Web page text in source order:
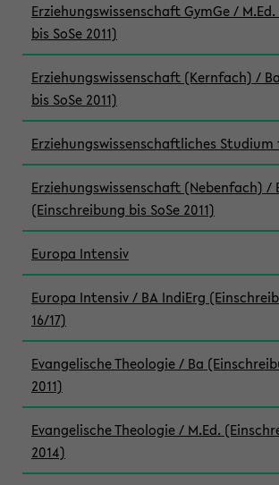
Erziehungswissenschaft GymGe /
bis SoSe 2011)
Erziehungswissenschaft (Kernfach) /
bis SoSe 2011)
Erziehungswissenschaftliches
Erziehungswissenschaft (Nebenfach) /
(Einschreibung bis SoSe 2011)
Europa Intensiv
Europa Intensiv / BA IndiErg
16/17)
Evangelische Theologie / Ba
2011)
Evangelische Theologie / M.Ed.
2014)